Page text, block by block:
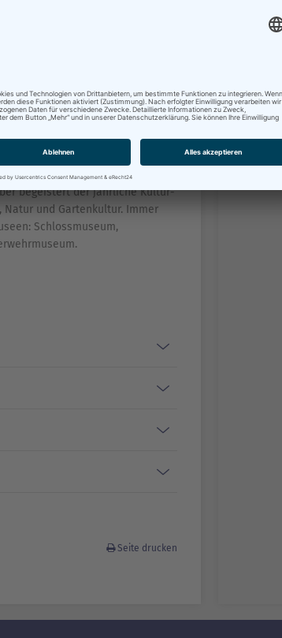
Schlossfestspiele © Silke Winkler
Schlössern
begeistert der jährliche Kultur-
und Gartenkultur. Immer
Schlossmuseum,
Seite drucken